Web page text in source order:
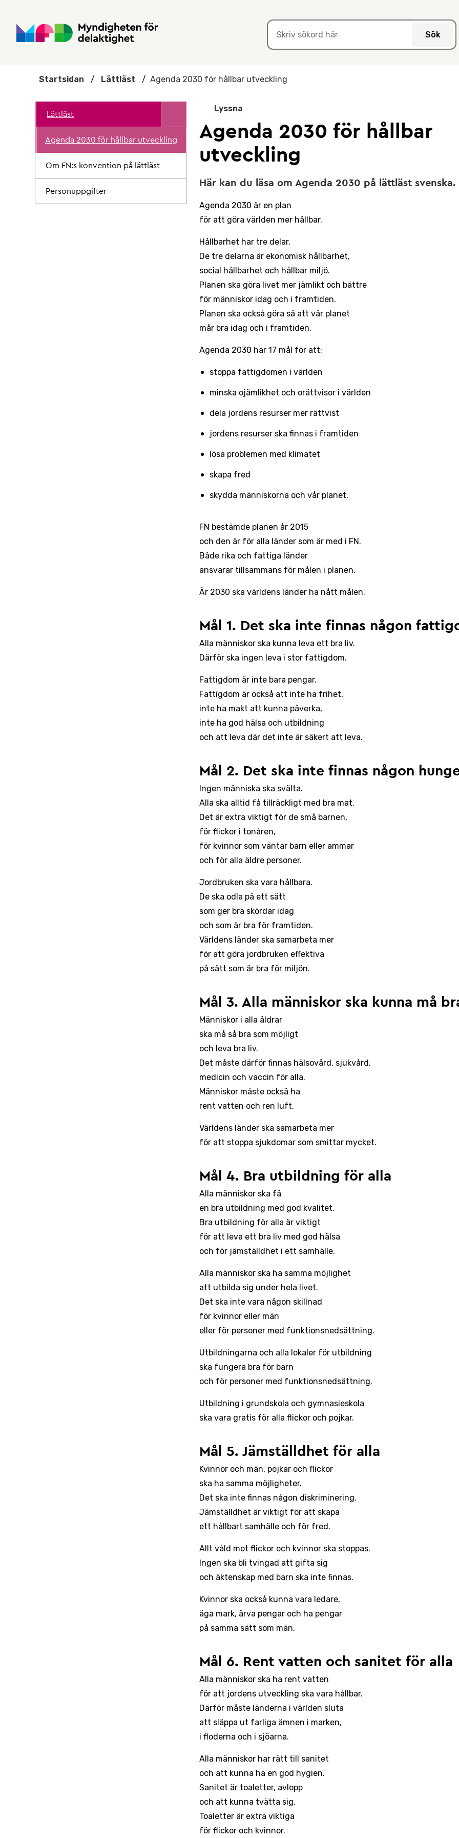
Sök
Startsidan / Lättläst / Agenda 2030 för hållbar utveckling
Lättläst
Agenda 2030 för hållbar utveckling
Om FN:s konvention på lättläst
Personuppgifter
Lyssna
Agenda 2030 för hållbar
utveckling
Här kan du läsa om Agenda 2030 på lättläst svenska.
Agenda 2030 är en plan
för att göra världen mer hållbar.
Hållbarhet har tre delar.
De tre delarna är ekonomisk hållbarhet,
social hållbarhet och hållbar miljö.
Planen ska göra livet mer jämlikt och bättre
för människor idag och i framtiden.
Planen ska också göra så att vår planet
mår bra idag och i framtiden.
Agenda 2030 har 17 mål för att:
stoppa fattigdomen i världen
minska ojämlikhet och orättvisor i världen
dela jordens resurser mer rättvist
jordens resurser ska finnas i framtiden
lösa problemen med klimatet
skapa fred
skydda människorna och vår planet.
FN bestämde planen år 2015
och den är för alla länder som är med i FN.
Både rika och fattiga länder
ansvarar tillsammans för målen i planen.
År 2030 ska världens länder ha nått målen.
Mål 1. Det ska inte finnas någon
Alla människor ska kunna leva ett bra liv.
Därför ska ingen leva i stor fattigdom.
Fattigdom är inte bara pengar.
Fattigdom är också att inte ha frihet,
inte ha makt att kunna påverka,
inte ha god hälsa och utbildning
och att leva där det inte är säkert att leva.
Mål 2. Det ska inte finnas någon
Ingen människa ska svälta.
Alla ska alltid få tillräckligt med bra mat.
Det är extra viktigt för de små barnen,
för flickor i tonåren,
för kvinnor som väntar barn eller ammar
och för alla äldre personer.
Jordbruken ska vara hållbara.
De ska odla på ett sätt
som ger bra skördar idag
och som är bra för framtiden.
Världens länder ska samarbeta mer
för att göra jordbruken effektiva
på sätt som är bra för miljön.
Mål 3. Alla människor ska kunna må
Människor i alla åldrar
ska må så bra som möjligt
och leva bra liv.
Det måste därför finnas hälsovård, sjukvård,
medicin och vaccin för alla.
Människor måste också ha
rent vatten och ren luft.
Världens länder ska samarbeta mer
för att stoppa sjukdomar som smittar mycket.
Mål 4. Bra utbildning för alla
Alla människor ska få
en bra utbildning med god kvalitet.
Bra utbildning för alla är viktigt
för att leva ett bra liv med god hälsa
och för jämställdhet i ett samhälle.
Alla människor ska ha samma möjlighet
att utbilda sig under hela livet.
Det ska inte vara någon skillnad
för kvinnor eller män
eller för personer med funktionsnedsättning.
Utbildningarna och alla lokaler för utbildning
ska fungera bra för barn
och för personer med funktionsnedsättning.
Utbildning i grundskola och gymnasieskola
ska vara gratis för alla flickor och pojkar.
Mål 5. Jämställdhet för alla
Kvinnor och män, pojkar och flickor
ska ha samma möjligheter.
Det ska inte finnas någon diskriminering.
Jämställdhet är viktigt för att skapa
ett hållbart samhälle och för fred.
Allt våld mot flickor och kvinnor ska stoppas.
Ingen ska bli tvingad att gifta sig
och äktenskap med barn ska inte finnas.
Kvinnor ska också kunna vara ledare,
äga mark, ärva pengar och ha pengar
på samma sätt som män.
Mål 6. Rent vatten och sanitet för alla
Alla människor ska ha rent vatten
för att jordens utveckling ska vara hållbar.
Därför måste länderna i världen sluta
att släppa ut farliga ämnen i marken,
i floderna och i sjöarna.
Alla människor har rätt till sanitet
och att kunna ha en god hygien.
Sanitet är toaletter, avlopp
och att kunna tvätta sig.
Toaletter är extra viktiga
för flickor och kvinnor.